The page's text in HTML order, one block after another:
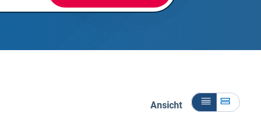
Ansicht